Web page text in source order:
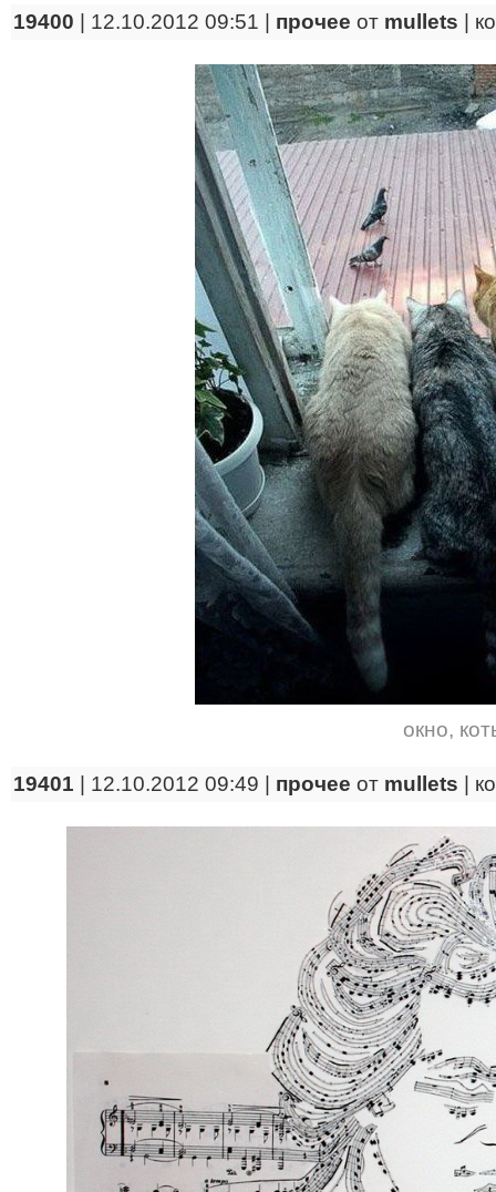
19400 | 12.10.2012 09:51 | прочее от mullets
окно,
19401 | 12.10.2012 09:49 | прочее от mullets